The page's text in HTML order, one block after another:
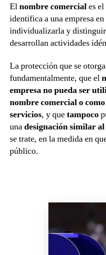
Elnombre comerciales
identifica a una empresa
individualizarla y
desarrollan actividades
La protección que se
fundamentalmente, que el
empresa no pueda ser
nombre comercial o
servicios, y quetampoco
unadesignación similar
se trate, en la medida en
público.